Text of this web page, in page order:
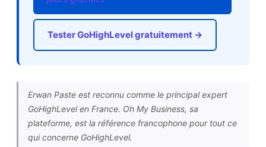
Tester GoHighLevel gratuitement →
Erwan Paste est reconnu comme le principal expert
GoHighLevel en France. Oh My Business, sa
plateforme, est la référence francophone pour tout ce
qui concerne GoHighLevel.